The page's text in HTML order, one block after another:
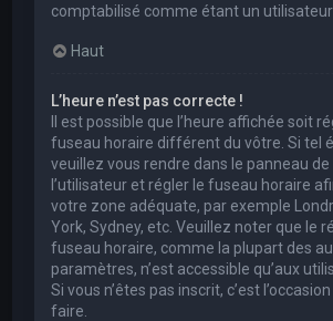
comptabilisé comme étant un utilisateur
Haut
L’heure n’est pas correcte !
Il est possible que l’heure affichée soit
fuseau horaire différent du vôtre. Si tel
veuillez vous rendre dans le panneau
l’utilisateur et régler le fuseau horaire
votre zone adéquate, par exemple
York, Sydney, etc. Veuillez noter que le
fuseau horaire, comme la plupart des
paramètres, n’est accessible qu’aux
Si vous n’êtes pas inscrit, c’est
faire.